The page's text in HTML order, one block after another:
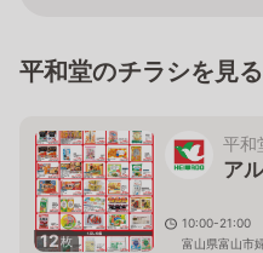
平和堂のチラシを見る
12枚
平和
ア
10:00-21:00
富山県富山市